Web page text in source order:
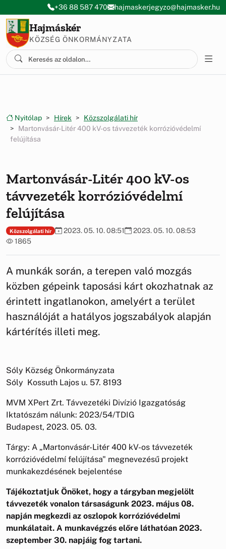
Ugrás a menüre
Ugrás a tartalomra
+36 88 587 470 hajmaskerjegyzo@hajmasker.hu
Hajmáskér
KÖZSÉG ÖNKORMÁNYZATA
Nyitólap Hírek
Közszolgálati hír
Martonvásár-Litér 400 kV-os távvezeték korrózióvédelmí
felújítása
Martonvásár-Litér 400 kV-os
távvezeték korrózióvédelmí
felújítása
Közszolgálati hír 2023. 05. 10. 08:51
2023. 05. 10. 08:53
1865
A munkák során, a terepen való mozgás
közben gépeink taposási kárt okozhatnak az
érintett ingatlanokon, amelyért a terület
használóját a hatályos jogszabályok alapján
kártérítés illeti meg.
Sóly Község Önkormányzata
Sóly Kossuth Lajos u. 57. 8193
MVM XPert Zrt. Távvezetéki Divízió Igazgatóság
Iktatószám nálunk: 2023/54/TDIG
Budapest, 2023. 05. 03.
Tárgy: A „Martonvásár-Litér 400 kV-os távvezeték
korrózióvédelmí felújítása" megnevezésű projekt
munkakezdésének bejelentése
Tájékoztatjuk Önöket, hogy a tárgyban megjelölt
távvezeték vonalon társaságunk 2023. május 08.
napján megkezdi az oszlopok korrózióvédelmi
munkálatait. A munkavégzés előre láthatóan 2023.
szeptember 30. napjáig fog tartani.